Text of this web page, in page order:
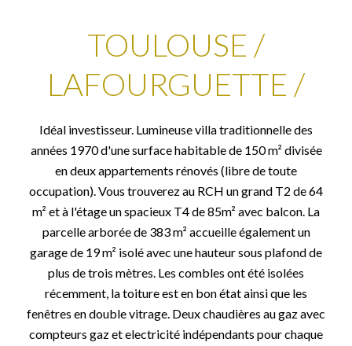
TOULOUSE /
LAFOURGUETTE /
Idéal investisseur. Lumineuse villa traditionnelle des
années 1970 d'une surface habitable de 150 m² divisée
en deux appartements rénovés (libre de toute
occupation). Vous trouverez au RCH un grand T2 de 64
m² et à l'étage un spacieux T4 de 85m² avec balcon. La
parcelle arborée de 383 m² accueille également un
garage de 19 m² isolé avec une hauteur sous plafond de
plus de trois mètres. Les combles ont été isolées
récemment, la toiture est en bon état ainsi que les
fenêtres en double vitrage. Deux chaudières au gaz avec
compteurs gaz et electricité indépendants pour chaque